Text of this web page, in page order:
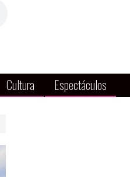
Cultura Espectáculos